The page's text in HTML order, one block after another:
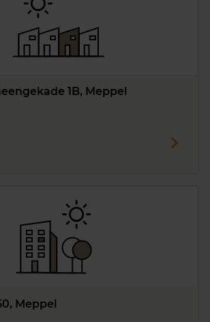
1B, Meppel
Meppel